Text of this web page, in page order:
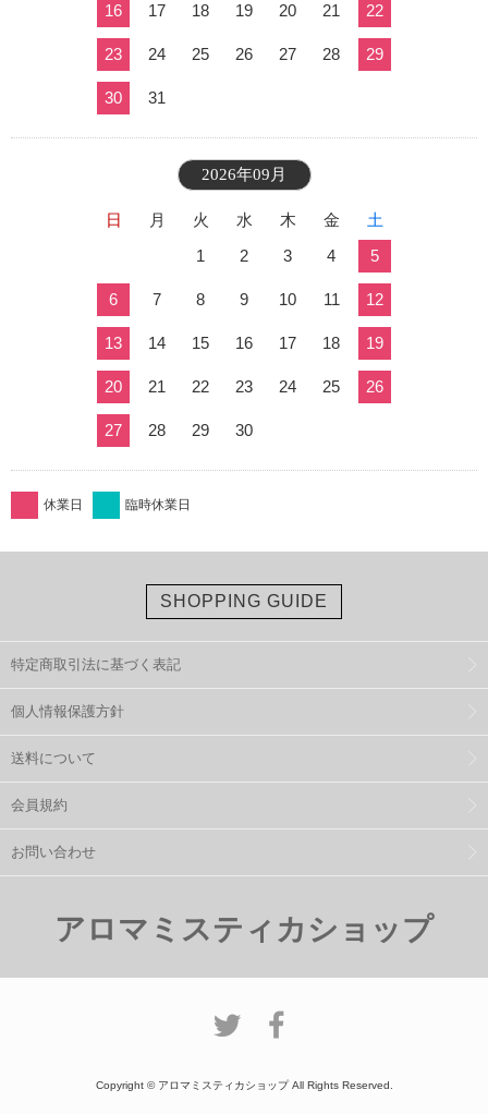
16 17 18 19 20 21 22
23 24 25 26 27 28 29
30 31
2026年09月
日 月 火 水 木 金
土
1
2 3 4 5
6 7 8 9 10 11 12
13 14 15 16 17 18 19
20 21 22 23 24 25 26
27 28 29 30
休業日 臨時休業日
SHOPPING GUIDE
特定商取引法に基づく表記
個人情報保護方針
送料について
会員規約
お問い合わせ
アロマミスティカショップ
Copyright © アロマミスティカショップ All Rights Reserved.